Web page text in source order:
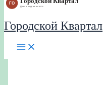
Городской Квартал